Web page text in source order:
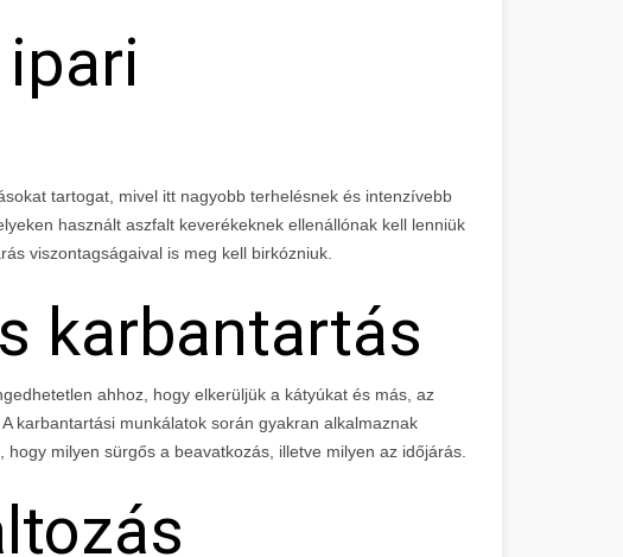
tartogat, mivel itt nagyobb terhelésnek és intenzívebb
használt aszfalt keverékeknek ellenállónak kell lenniük
viszontagságaival is meg kell birkózniuk.
karbantartás
ahhoz, hogy elkerüljük a kátyúkat és más, az
karbantartási munkálatok során gyakran alkalmaznak
milyen sürgős a beavatkozás, illetve milyen az időjárás.